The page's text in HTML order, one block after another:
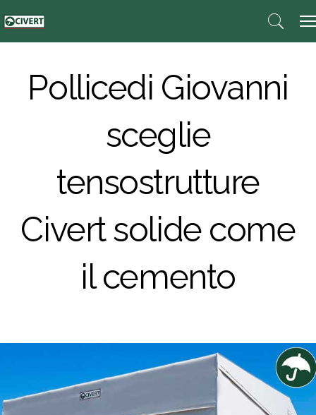
Pollicedi Giovanni
sceglie
tensostrutture
Civert solide come
il cemento